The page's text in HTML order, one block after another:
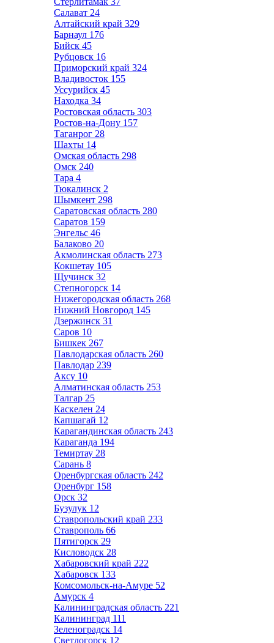
Салават 24
Алтайский край 329
Барнаул 176
Бийск 45
Рубцовск 16
Приморский край 324
Владивосток 155
Уссурийск 45
Находка 34
Ростовская область 303
Ростов-на-Дону 157
Таганрог 28
Шахты 14
Омская область 298
Омск 240
Тара 4
Тюкалинск 2
Шымкент 298
Саратовская область 280
Саратов 159
Энгельс 46
Балаково 20
Акмолинская область 273
Кокшетау 105
Щучинск 32
Степногорск 14
Нижегородская область 268
Нижний Новгород 145
Дзержинск 31
Саров 10
Бишкек 267
Павлодарская область 260
Павлодар 239
Аксу 10
Алматинская область 253
Талгар 25
Каскелен 24
Капшагай 12
Карагандинская область 243
Караганда 194
Темиртау 28
Сарань 8
Оренбургская область 242
Оренбург 158
Орск 32
Бузулук 12
Ставропольский край 233
Ставрополь 66
Пятигорск 29
Кисловодск 28
Хабаровский край 222
Хабаровск 133
Комсомольск-на-Амуре 52
Амурск 4
Калининградская область 221
Калининград 111
Зеленоградск 14
Светлогорск 12